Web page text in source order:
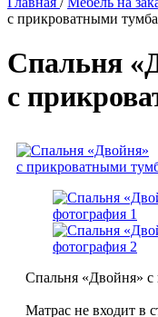
с прикроватными
Спальня
с
Спальня «Двойня»
Матрас не входит в